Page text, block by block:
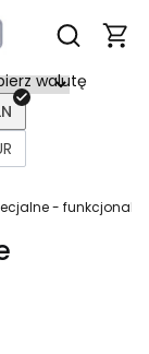
Otwórz
walutę
- funkcjonalne